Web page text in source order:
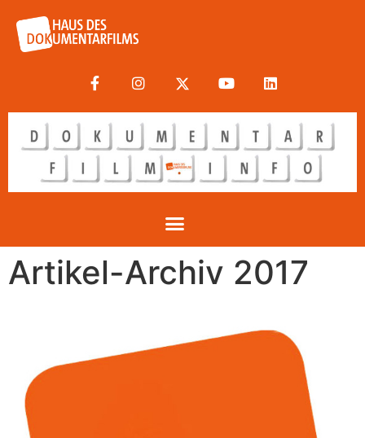
Artikel-Archiv 2017